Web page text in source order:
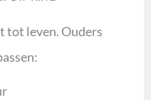
tot leven. Ouders